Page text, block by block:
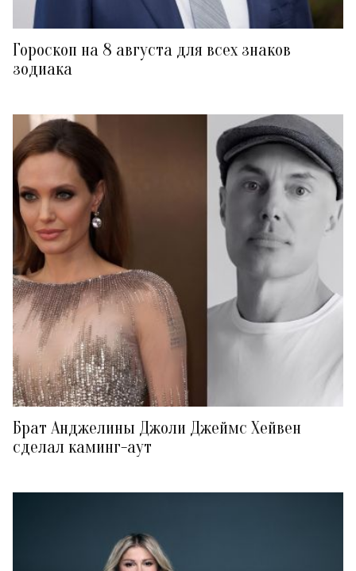
Гороскоп на 8 августа для всех знаков
зодиака
Брат Анджелины Джоли Джеймс Хейвен
сделал каминг-аут